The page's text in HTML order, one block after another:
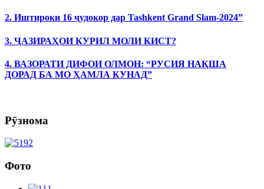
2. Иштироки 16 ҷудокор дар Tashkent Grand Slam-2024”
3. ҶАЗИРАҲОИ КУРИЛ МОЛИ КИСТ?
4. ВАЗОРАТИ ДИФОИ ОЛМОН: “РУСИЯ НАҚША
ДОРАД БА МО ҲАМЛА КУНАД”
Рӯзнома
Фото